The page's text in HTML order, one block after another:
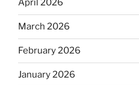
April 2026
March 2026
February 2026
January 2026